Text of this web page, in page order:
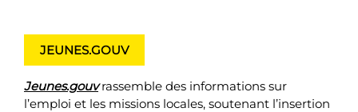
JEUNES.GOUV
Jeunes.gouvrassemble des informations sur
l’emploi et les missions locales, soutenant l’insertion